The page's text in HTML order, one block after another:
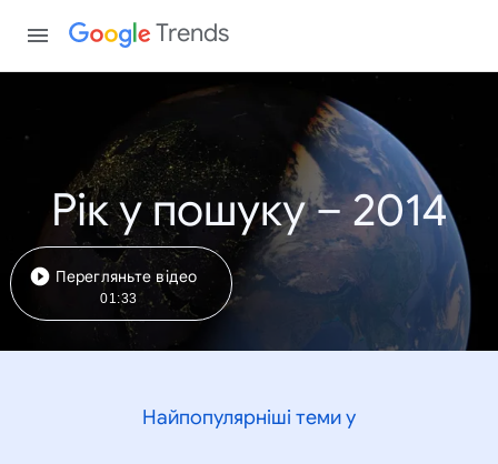
Trends
Рік у пошуку – 2014
Перегляньте відео
01:33
Найпопулярніші теми у